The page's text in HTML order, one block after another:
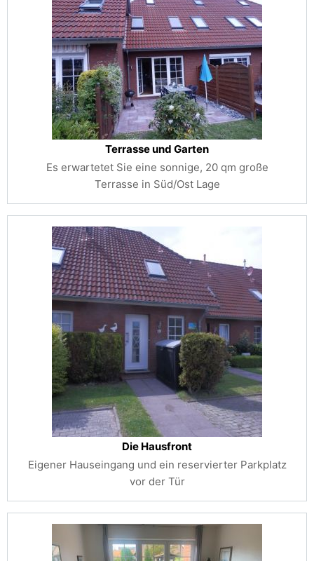
Terrasse und Garten
Es erwartetet Sie eine sonnige, 20 qm große
Terrasse in Süd/Ost Lage
Die Hausfront
Eigener Hauseingang und ein reservierter Parkplatz
vor der Tür